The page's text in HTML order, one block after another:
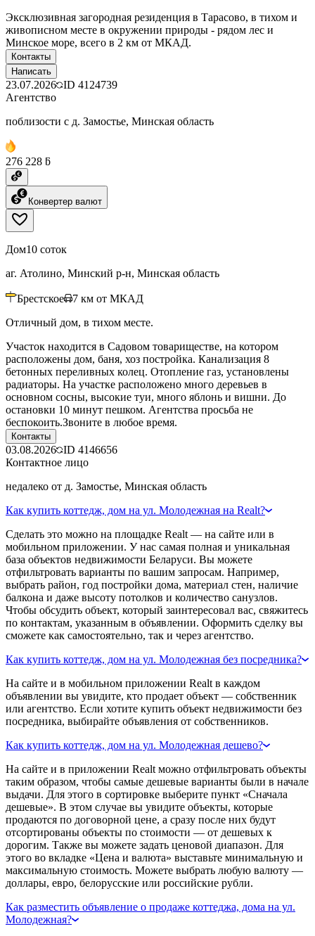
Эксклюзивная загородная резиденция в Тарасово, в тихом и
живописном месте в окружении природы - рядом лес и
Минское море, всего в 2 км от МКАД.
Контакты
Написать
23.07.2026 ID 4124739
Агентство
поблизости с д. Замостье, Минская область
276 228 ƃ
Конвертер валют
Дом10 соток
аг. Атолино, Минский р-н, Минская область
Брестское 7 км от МКАД
Отличный дом, в тихом месте.
Участок находится в Садовом товариществе, на котором
расположены дом, баня, хоз постройка. Канализация 8
бетонных переливных колец. Отопление газ, установлены
радиаторы. На участке расположено много деревьев в
основном сосны, высокие туи, много яблонь и вишни. До
остановки 10 минут пешком. Агентства просьба не
беспокоить.Звоните в любое время.
Контакты
03.08.2026 ID 4146656
Контактное лицо
недалеко от д. Замостье, Минская область
Как купить коттедж, дом на ул. Молодежная на Realt?
Сделать это можно на площадке Realt — на сайте или в
мобильном приложении. У нас самая полная и уникальная
база объектов недвижимости Беларуси. Вы можете
отфильтровать варианты по вашим запросам. Например,
выбрать район, год постройки дома, материал стен, наличие
балкона и даже высоту потолков и количество санузлов.
Чтобы обсудить объект, который заинтересовал вас, свяжитесь
по контактам, указанным в объявлении. Оформить сделку вы
сможете как самостоятельно, так и через агентство.
Как купить коттедж, дом на ул. Молодежная без посредника?
На сайте и в мобильном приложении Realt в каждом
объявлении вы увидите, кто продает объект — собственник
или агентство. Если хотите купить объект недвижимости без
посредника, выбирайте объявления от собственников.
Как купить коттедж, дом на ул. Молодежная дешево?
На сайте и в приложении Realt можно отфильтровать объекты
таким образом, чтобы самые дешевые варианты были в начале
выдачи. Для этого в сортировке выберите пункт «Сначала
дешевые». В этом случае вы увидите объекты, которые
продаются по договорной цене, а сразу после них будут
отсортированы объекты по стоимости — от дешевых к
дорогим. Также вы можете задать ценовой диапазон. Для
этого во вкладке «Цена и валюта» выставьте минимальную и
максимальную стоимость. Можете выбрать любую валюту —
доллары, евро, белорусские или российские рубли.
Как разместить объявление о продаже коттеджа, дома на ул.
Молодежная?